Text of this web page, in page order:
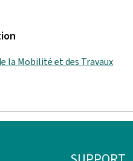
la Mobilité et des Travaux